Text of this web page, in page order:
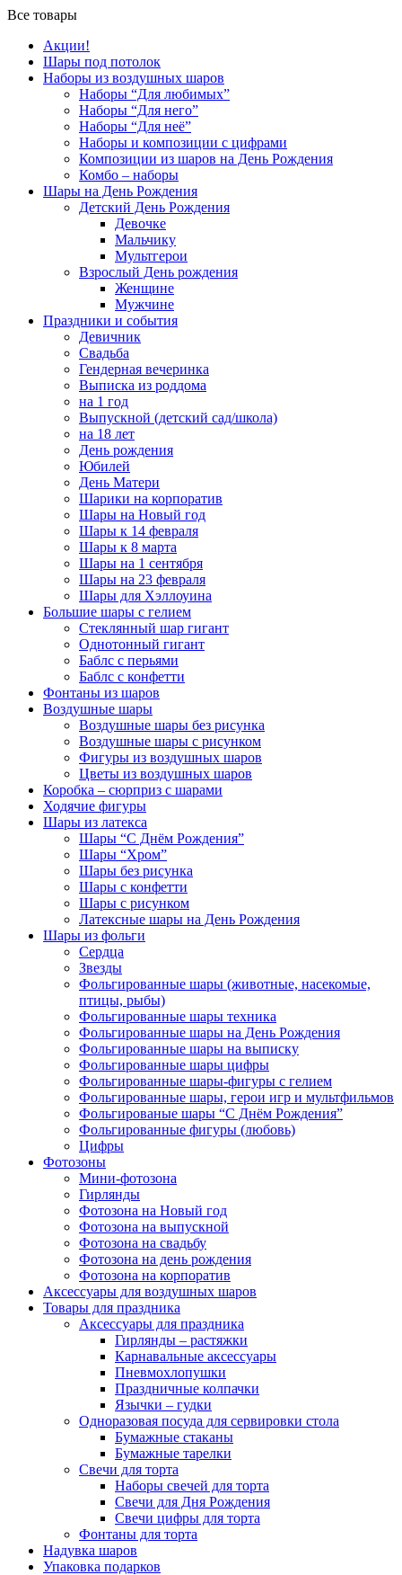
Все товары
Акции!
Шары под потолок
Наборы из воздушных шаров
Наборы “Для любимых”
Наборы “Для него”
Наборы “Для неё”
Наборы и композиции с цифрами
Композиции из шаров на День Рождения
Комбо – наборы
Шары на День Рождения
Детский День Рождения
Девочке
Мальчику
Мультгерои
Взрослый День рождения
Женщине
Мужчине
Праздники и события
Девичник
Свадьба
Гендерная вечеринка
Выписка из роддома
на 1 год
Выпускной (детский сад/школа)
на 18 лет
День рождения
Юбилей
День Матери
Шарики на корпоратив
Шары на Новый год
Шары к 14 февраля
Шары к 8 марта
Шары на 1 сентября
Шары на 23 февраля
Шары для Хэллоуина
Большие шары с гелием
Стеклянный шар гигант
Однотонный гигант
Баблс с перьями
Баблс с конфетти
Фонтаны из шаров
Воздушные шары
Воздушные шары без рисунка
Воздушные шары с рисунком
Фигуры из воздушных шаров
Цветы из воздушных шаров
Коробка – сюрприз с шарами
Ходячие фигуры
Шары из латекса
Шары “С Днём Рождения”
Шары “Хром”
Шары без рисунка
Шары с конфетти
Шары с рисунком
Латексные шары на День Рождения
Шары из фольги
Сердца
Звезды
Фольгированные шары (животные, насекомые,
птицы, рыбы)
Фольгированные шары техника
Фольгированные шары на День Рождения
Фольгированные шары на выписку
Фольгированные шары цифры
Фольгированные шары-фигуры с гелием
Фольгированные шары, герои игр и мультфильмов
Фольгированые шары “С Днём Рождения”
Фольгированные фигуры (любовь)
Цифры
Фотозоны
Мини-фотозона
Гирлянды
Фотозона на Новый год
Фотозона на выпускной
Фотозона на свадьбу
Фотозона на день рождения
Фотозона на корпоратив
Аксессуары для воздушных шаров
Товары для праздника
Аксессуары для праздника
Гирлянды – растяжки
Карнавальные аксессуары
Пневмохлопушки
Праздничные колпачки
Язычки – гудки
Одноразовая посуда для сервировки стола
Бумажные стаканы
Бумажные тарелки
Свечи для торта
Наборы свечей для торта
Свечи для Дня Рождения
Свечи цифры для торта
Фонтаны для торта
Надувка шаров
Упаковка подарков